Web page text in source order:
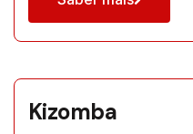
Kizomba